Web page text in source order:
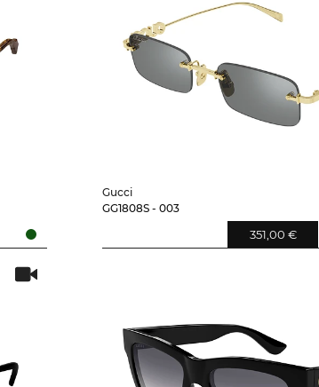
Gucci
GG1808S - 003
351,00 €